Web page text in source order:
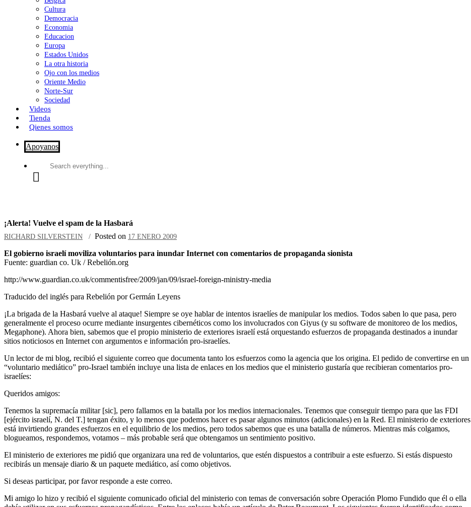
Cultura
Democracia
Economia
Educacion
Europa
Estados Unidos
La otra historia
Ojo con los medios
Oriente Medio
Norte-Sur
Sociedad
Videos
Tienda
Qienes somos
Apoyanos
Search
¡Alerta! Vuelve el spam de la Hasbará
RICHARD SILVERSTEIN Posted on 17 ENERO 2009
El gobierno israelí moviliza voluntarios para inundar Internet con comentarios de propaganda sionista
Fuente: guardian co. Uk / Rebelión.org
http://www.guardian.co.uk/commentisfree/2009/jan/09/israel-foreign-ministry-media
Traducido del inglés para Rebelión por Germán Leyens
¡La brigada de la Hasbará vuelve al ataque! Siempre se oye hablar de intentos israelíes de manipular los medios. Todos saben lo que pasa, pero
generalmente el proceso ocurre mediante insurgentes cibernéticos como los involucrados con Giyus (y su software de monitoreo de los medios,
Megaphone). Ahora bien, sabemos que el propio ministerio de exteriores israelí está orquestando esfuerzos de propaganda destinados a inundar
sitios noticiosos en Internet con argumentos e información pro-israelíes.
Un lector de mi blog, recibió el siguiente correo que documenta tanto los esfuerzos como la agencia que los origina. El pedido de convertirse en un
“voluntario mediático” pro-Israel también incluye una lista de enlaces en los medios que el ministerio gustaría que recibieran comentarios pro-
israelíes:
Queridos amigos:
Tenemos la supremacía militar [sic], pero fallamos en la batalla por los medios internacionales. Tenemos que conseguir tiempo para que las FDI
[ejército israelí, N. del T.] tengan éxito, y lo menos que podemos hacer es pasar algunos minutos (adicionales) en la Red. El ministerio de exteriores
está invirtiendo grandes esfuerzos en el equilibrio de los medios, pero todos sabemos que es una batalla de números. Mientras más colgamos,
blogueamos, respondemos, votamos – más probable será que obtengamos un sentimiento positivo.
El ministerio de exteriores me pidió que organizara una red de voluntarios, que estén dispuestos a contribuir a este esfuerzo. Si estás dispuesto
recibirás un mensaje diario & un paquete mediático, así como objetivos.
Si deseas participar, por favor responde a este correo.
Mi amigo lo hizo y recibió el siguiente comunicado oficial del ministerio con temas de conversación sobre Operación Plomo Fundido que él o ella